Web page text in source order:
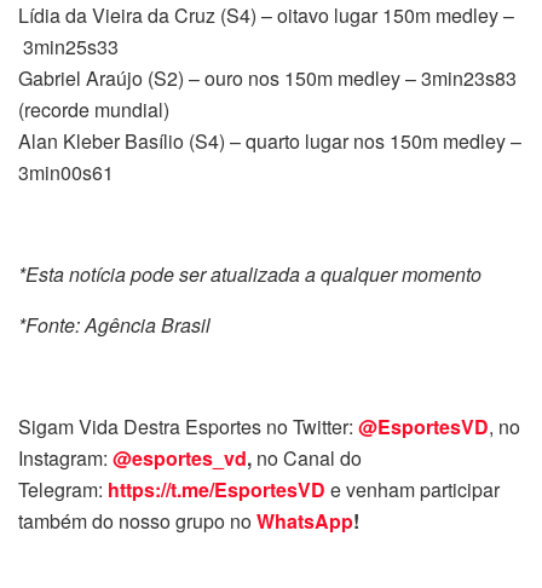
Lídia da Vieira da Cruz (S4) – oitavo lugar 150m medley –
3min25s33
Gabriel Araújo (S2) – ouro nos 150m medley – 3min23s83
(recorde mundial)
Alan Kleber Basílio (S4) – quarto lugar nos 150m medley –
3min00s61
*Esta notícia pode ser atualizada a qualquer momento
*Fonte: Agência Brasil
Sigam Vida Destra Esportes no Twitter: @EsportesVD, no
Instagram: @esportes_vd, no Canal do
Telegram: https://t.me/EsportesVD e venham participar
também do nosso grupo noWhatsApp!